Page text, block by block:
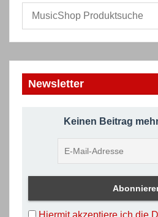
Newsletter
Keinen Beitrag
Hiermit akzeptiere ich die